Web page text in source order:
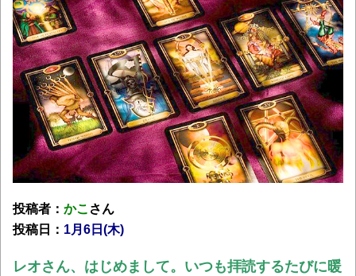
投稿者： かこ さん
投稿日： 1月6日(木)
レオさん、はじめまして。いつも拝読するたびに暖